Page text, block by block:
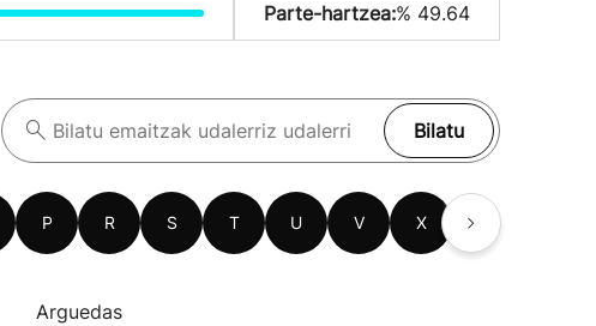
Parte-hartzea:% 49.64
Bilatu
P R S T U V X
Arguedas